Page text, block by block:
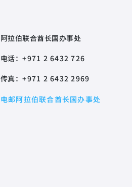
阿拉伯联合酋长国办事处
电话：+971 2 6432 726
传真：+971 2 6432 2969
电邮阿拉伯联合酋长国办事处